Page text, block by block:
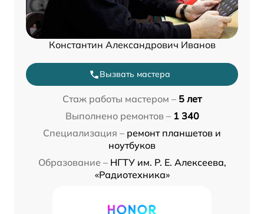
Константин Александрович Иванов
Вызвать мастера
Стаж работы мастером – 5 лет
Выполнено ремонтов – 1 340
Специализация – ремонт планшетов и
ноутбуков
Образование – НГТУ им. Р. Е. Алексеева,
«Радиотехника»